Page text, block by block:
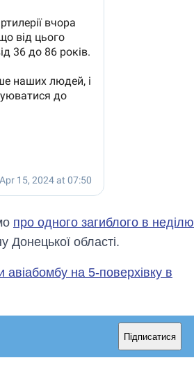
про одного загиблого в неділю
Донецької області.
авіабомбу на 5-поверхівку в
Підписатися